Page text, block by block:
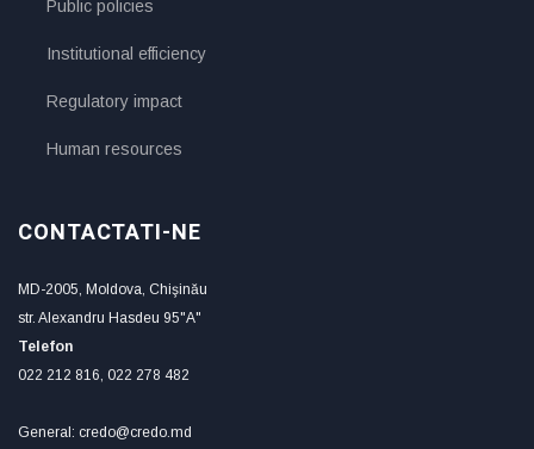
Public policies
Institutional efficiency
Regulatory impact
Human resources
CONTACTATI-NE
MD-2005, Moldova, Chişinău
str. Alexandru Hasdeu 95"A"
Telefon
022 212 816, 022 278 482
General: credo@credo.md